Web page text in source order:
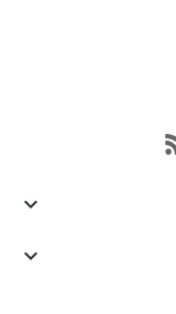

